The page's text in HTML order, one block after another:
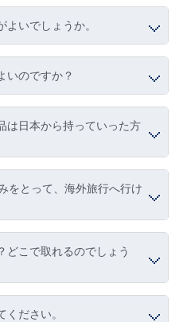
いでしょうか。
いのですか？
は日本から持っていった方
をとって、海外旅行へ行け
どこで取れるのでしょう
ださい。